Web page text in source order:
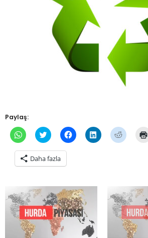
Paylaş:
WhatsApp'ta
paylaşmak
tıklayın
(Yeni
pencerede
Twitter
üzerinde
için
tıklayın
(Yeni
Facebook'ta
paylaşmak
Linkedln
üzerinden
Reddit
üzerinde
Daha fazla